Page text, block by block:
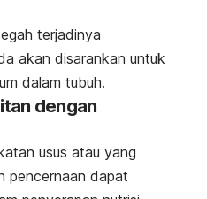
terjadinya
akan disarankan untuk
dalam tubuh.
dengan
usus atau yang
pencernaan dapat